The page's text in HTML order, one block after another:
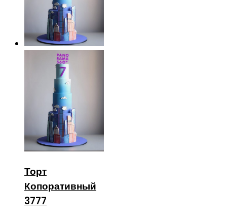
Торт
Копоративный
3777